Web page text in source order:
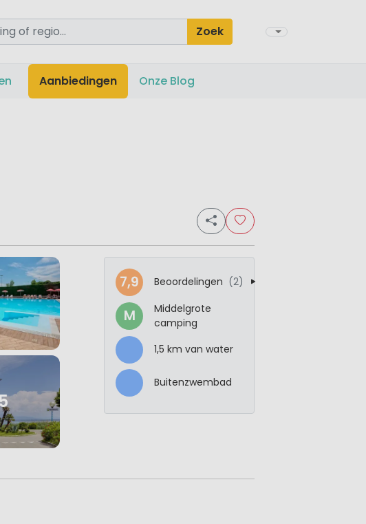
Zoek
Aanbiedingen Onze Blog
7,9 Beoordelingen (2)
M
Middelgrote
camping
1,5 km van water
Buitenzwembad